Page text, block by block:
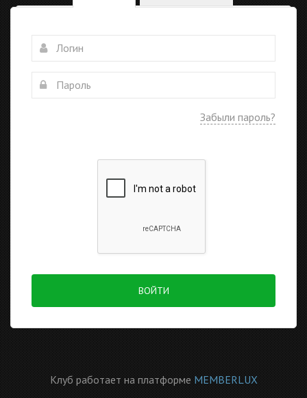
Забыли пароль?
ВОЙТИ
Клуб работает на платформе MEMBERLUX